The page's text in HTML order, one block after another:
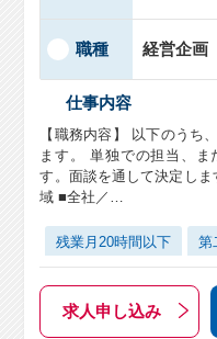
職種 経営企画
仕事内容
【職務内容】 以下のうち
ます。 単独での担当、
す。面談を通して決定し
域 ■全社／…
残業月20時間以下 第
求人申し込み